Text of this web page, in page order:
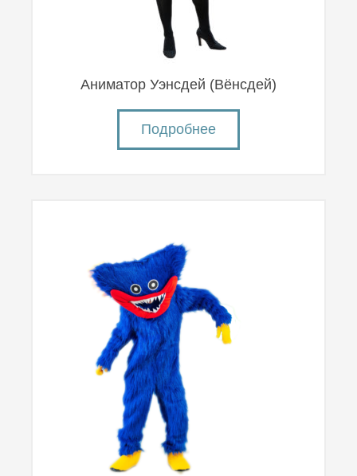
Аниматор Уэнсдей (Вëнсдей)
Подробнее